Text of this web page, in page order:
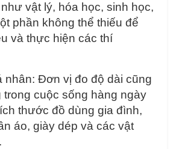
vật lý, hóa học, sinh học,
phần không thể thiếu để
và thực hiện các thí
nhân: Đơn vị đo độ dài cũng
cuộc sống hàng ngày
thước đồ dùng gia đình,
áo, giày dép và các vật